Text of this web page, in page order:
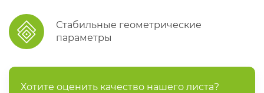
Стабильные геометрические
параметры
Хотите оценить качество нашего листа?